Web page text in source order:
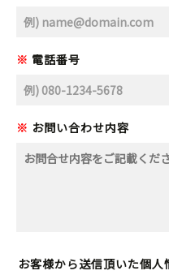
※ 電話番号
※ お問い合わせ内容
お客様から送信頂いた個